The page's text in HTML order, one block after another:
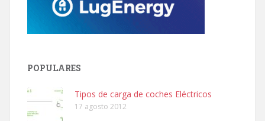
POPULARES
Tipos de carga de coches Eléctricos
17 agosto 2012